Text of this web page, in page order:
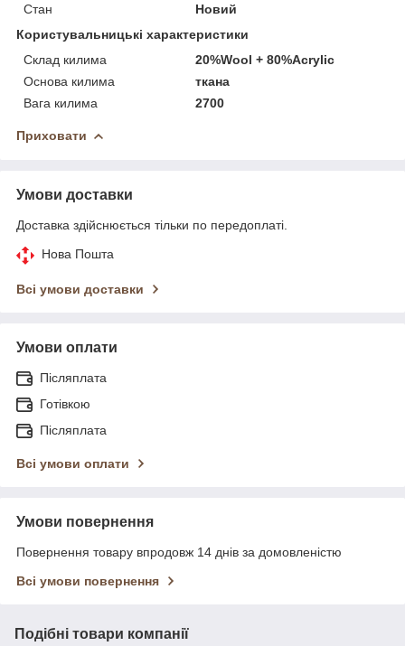
Стан
Новий
Користувальницькі характеристики
Склад килима
20%Wool + 80%Acrylic
Основа килима
ткана
Вага килима
2700
Приховати
Умови доставки
Доставка здійснюється тільки по передоплаті.
Нова Пошта
Всі умови доставки
Умови оплати
Післяплата
Готівкою
Післяплата
Всі умови оплати
Умови повернення
Повернення товару впродовж 14 днів за домовленістю
Всі умови повернення
Подібні товари компанії